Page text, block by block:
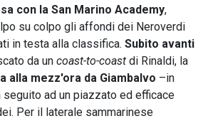
con la San Marino Academy,
su colpo gli affondi dei Neroverdi
in testa alla classifica. Subito avanti
da un coast-to-coast di Rinaldi, la
alla mezz'ora da Giambalvo –in
ad un piazzato ed efficace
Per il laterale sammarinese